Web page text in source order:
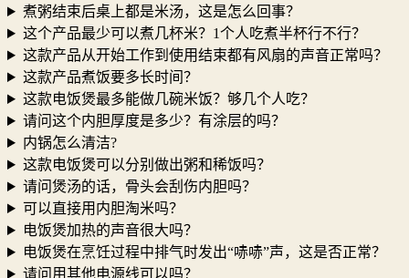
煮粥结束后桌上都是米汤，这是怎么回事？
这个产品最少可以煮几杯米？1个人吃煮半杯行不行？
这款产品从开始工作到使用结束都有风扇的声音正常吗？
这款产品煮饭要多长时间？
这款电饭煲最多能做几碗米饭？够几个人吃？
请问这个内胆厚度是多少？有涂层的吗？
内锅怎么清洁?
这款电饭煲可以分别做出粥和稀饭吗？
请问煲汤的话，骨头会刮伤内胆吗？
可以直接用内胆淘米吗？
电饭煲加热的声音很大吗？
电饭煲在烹饪过程中排气时发出“哧哧”声，这是否正常？
请问用其他电源线可以吗？